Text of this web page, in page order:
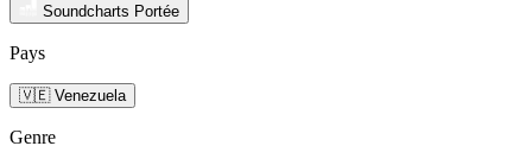
Soundcharts Portée
Pays
🇻🇪 Venezuela
Genre